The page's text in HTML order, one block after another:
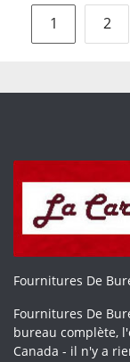
des
1 2
Fournitures De
Fournitures De
bureau complète,
Canada - il n'y a